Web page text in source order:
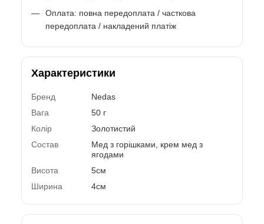
Оплата: повна передоплата / часткова
передоплата / накладений платіж
Характеристики
Бренд
Nedas
Вага
50 г
Колір
Золотистий
Состав
Мед з горішками, крем мед з
ягодами
Висота
5см
Ширина
4см